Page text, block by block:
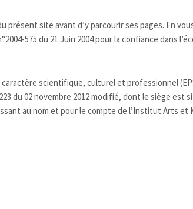
site avant d’y parcourir ses pages. En
575 du 21 Juin 2004 pour la confiance dans
scientifique, culturel et professionnel
du 02 novembre 2012 modifié, dont le siège est
au nom et pour le compte de l’Institut Arts